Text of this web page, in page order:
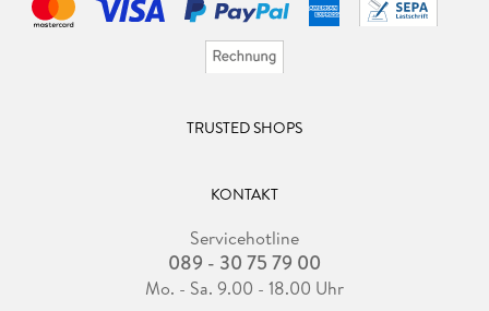
TRUSTED SHOPS
KONTAKT
Servicehotline
089 - 30 75 79 00
Mo. - Sa. 9.00 - 18.00 Uhr